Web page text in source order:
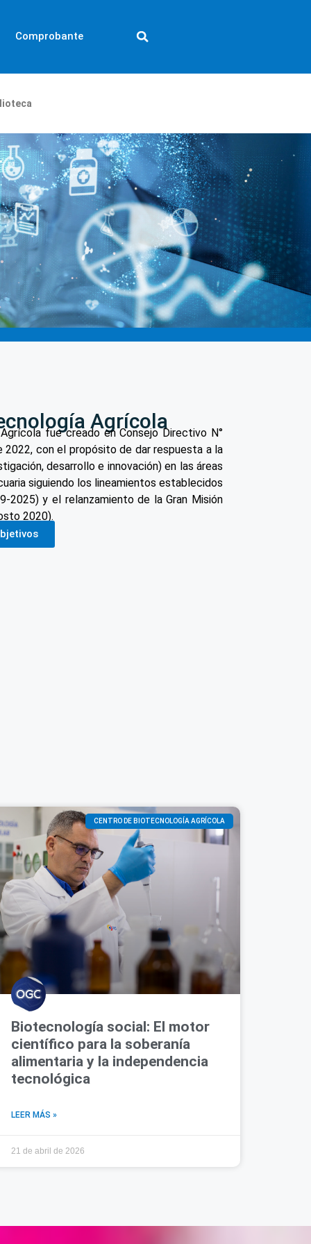
Comprobante
Agrícola
fue creado en Consejo Directivo N°
con el propósito de dar respuesta a la
desarrollo e innovación) en las áreas
siguiendo los lineamientos establecidos
2025) y el relanzamiento de la Gran Misión
2020).
CENTRO DE BIOTECNOLOGÍA AGRÍCOLA
Biotecnología social: El motor
científico para la soberanía
alimentaria y la independencia
tecnológica
LEER MÁS »
21 de abril de 2026